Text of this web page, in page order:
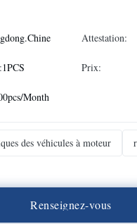
Attestation:
1PCS Prix:
Month
des véhicules à moteur
Renseignez-vous